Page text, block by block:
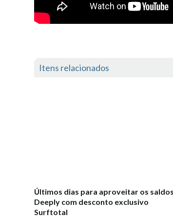
Itens relacionados
Últimos dias para aproveitar os saldos
Deeply com desconto exclusivo
Surftotal